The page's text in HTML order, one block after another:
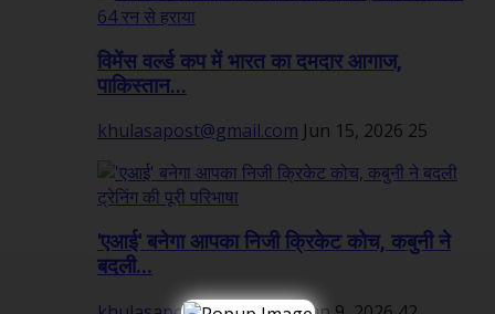
विमेंस वर्ल्ड कप में भारत का दमदार आगाज,
पाकिस्तान...
khulasapost@gmail.com Jun 15, 2026 25
'एआई' बनेगा आपका निजी क्रिकेट कोच, कबुनी ने
बदली...